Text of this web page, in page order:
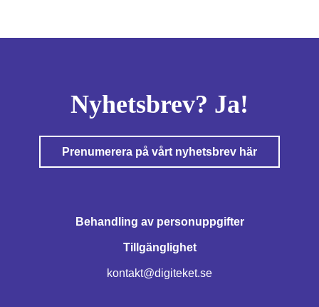
Behandling av personuppgifter
Tillgänglighet
kontakt@digiteket.se
Nyhetsbrev? Ja!
Prenumerera på vårt nyhetsbrev här